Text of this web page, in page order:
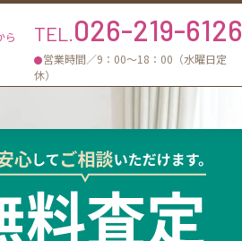
ら TEL. 026-219-6126
営業時間／9：00〜18：00（水曜日定
休）